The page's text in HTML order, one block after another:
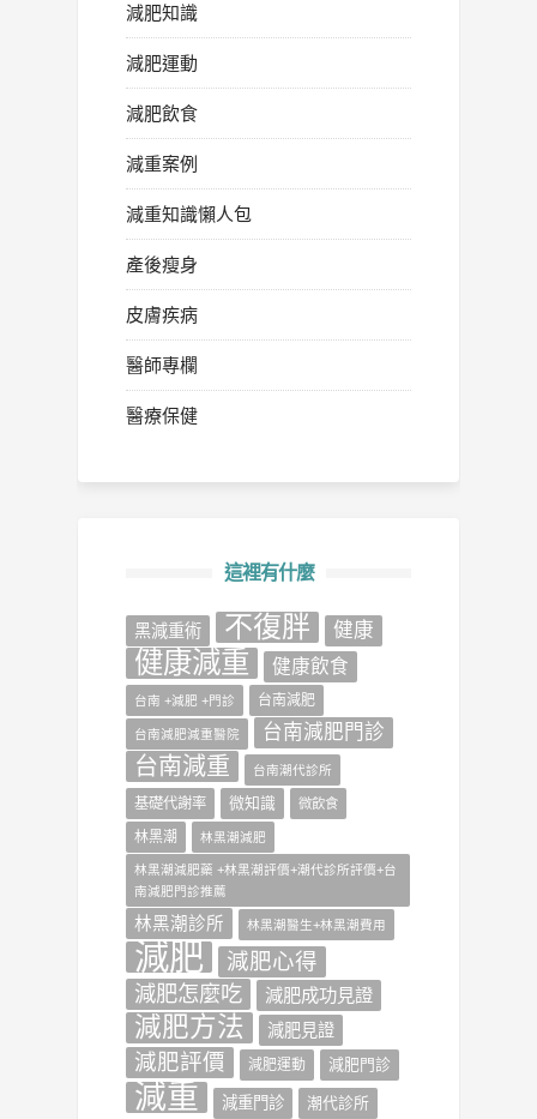
減肥知識
減肥運動
減肥飲食
減重案例
減重知識懶人包
產後瘦身
皮膚疾病
醫師專欄
醫療保健
這裡有什麼
‎黑減重術‬ 不復胖 健康
健康減重 健康飲食
台南 +減肥 +門診 台南減肥
台南減肥減重醫院 台南減肥門診
台南減重 台南潮代診所
基礎代謝率 微知識 微飲食
林黑潮 林黑潮減肥
林黑潮減肥藥 +林黑潮評價+潮代診所評價+台
南減肥門診推薦
林黑潮診所 林黑潮醫生+林黑潮費用
減肥
減肥心得
減肥怎麼吃
減肥成功見證
減肥方法 減肥見證
減肥評價 減肥運動 減肥門診
減重 減重門診 潮代診所